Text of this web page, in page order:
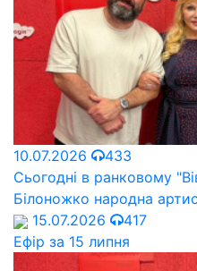
10.07.2026
433
Сьогодні в ранковому
Білоножко народна
15.07.2026
417
Ефір за 15 липня